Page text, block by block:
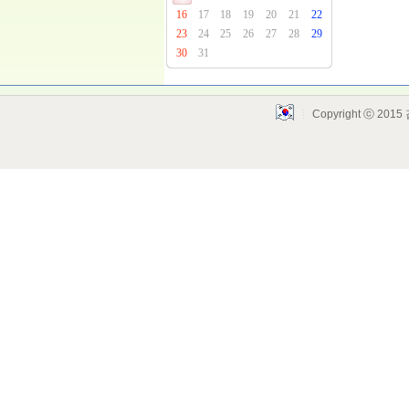
16
17 18 19 20 21
22
23
24 25 26 27 28
29
30
31
Copyright ⓒ 2015